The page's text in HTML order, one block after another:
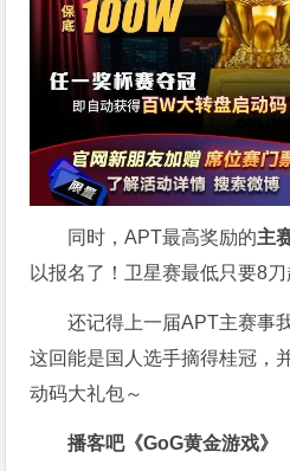
同时，APT最高奖励的主
以报名了！卫星赛最低只要8刀
还记得上一届APT主赛事
这回能是国人选手摘得桂冠，
动码大礼包～
播客吧《GoG黄金游戏》